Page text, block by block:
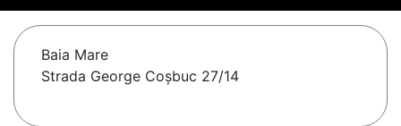
Baia Mare
Strada George Coșbuc 27/14